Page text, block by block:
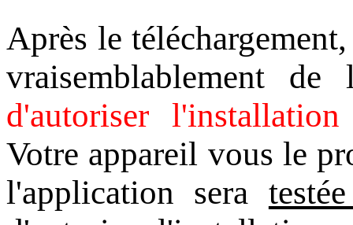
Après le
vraisemblablement
d'autoriser
Votre appareil vous le
l'application sera